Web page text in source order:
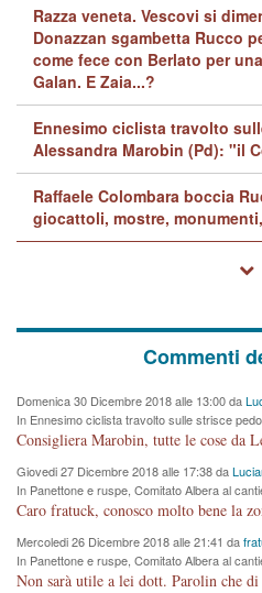
Razza veneta. Vescovi si
Donazzan sgambetta Rucco
come fece con Berlato per
Galan. E Zaia...?
Ennesimo ciclista travolto
Alessandra Marobin (Pd): "il
Raffaele Colombara boccia
giocattoli, mostre,
Commenti
Domenica 30 Dicembre 2018 alle 13:00 da
In Ennesimo ciclista travolto sulle strisce
Comune si svegli"
Giovedi 27 Dicembre 2018 alle 17:38 da
In Panettone e ruspe, Comitato Albera al
cronoprogramma"
Mercoledi 26 Dicembre 2018 alle 21:41 da
In Panettone e ruspe, Comitato Albera al
cronoprogramma"